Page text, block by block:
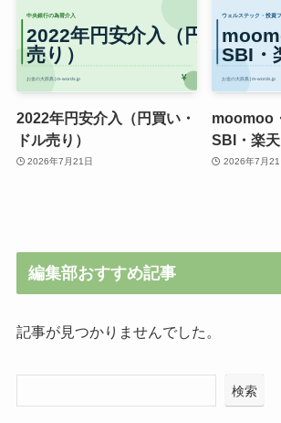
2022年円安介入（円買い・
ドル売り）
2026年7月21日
moomoo
SBI・楽天
2026年7月21
編集部おすすめ記事
記事が見つかりませんでした。
検索